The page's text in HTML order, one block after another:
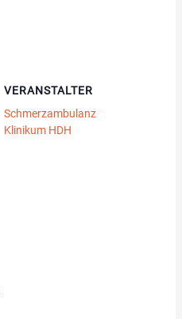
VERANSTALTER
Schmerzambulanz
Klinikum HDH